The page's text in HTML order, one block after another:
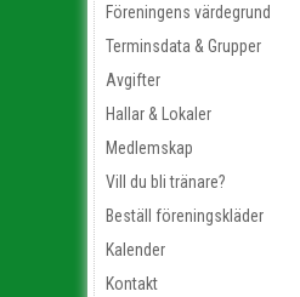
Föreningens värdegrund
Terminsdata & Grupper
Avgifter
Hallar & Lokaler
Medlemskap
Vill du bli tränare?
Beställ föreningskläder
Kalender
Kontakt